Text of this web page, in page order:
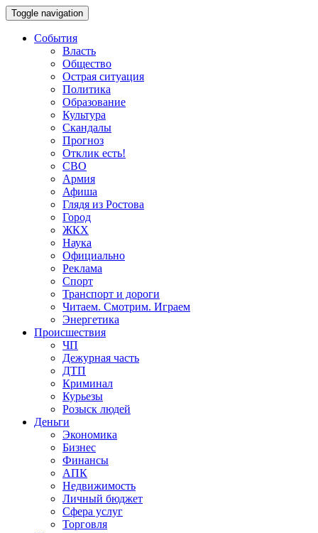
Toggle navigation
События
Власть
Общество
Острая ситуация
Политика
Образование
Культура
Скандалы
Прогноз
Отклик есть!
СВО
Армия
Афиша
Глядя из Ростова
Город
ЖКХ
Наука
Официально
Реклама
Спорт
Транспорт и дороги
Читаем. Смотрим. Играем
Энергетика
Происшествия
ЧП
Дежурная часть
ДТП
Криминал
Курьезы
Розыск людей
Деньги
Экономика
Бизнес
Финансы
АПК
Недвижимость
Личный бюджет
Сфера услуг
Торговля